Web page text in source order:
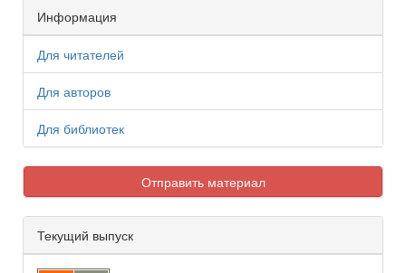
Информация
Для читателей
Для авторов
Для библиотек
Отправить материал
Текущий выпуск